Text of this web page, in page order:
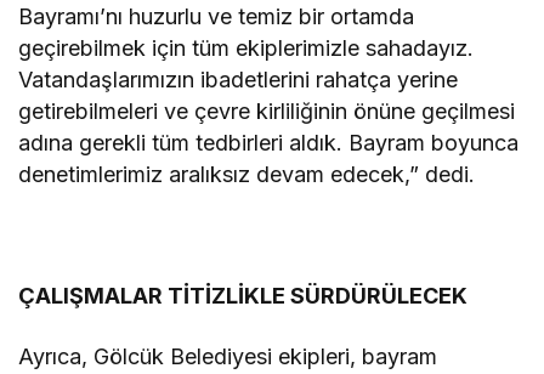
Bayramı’nı huzurlu ve temiz bir ortamda
geçirebilmek için tüm ekiplerimizle sahadayız.
Vatandaşlarımızın ibadetlerini rahatça yerine
getirebilmeleri ve çevre kirliliğinin önüne geçilmesi
adına gerekli tüm tedbirleri aldık. Bayram boyunca
denetimlerimiz aralıksız devam edecek,” dedi.
ÇALIŞMALAR TİTİZLİKLE SÜRDÜRÜLECEK
Ayrıca, Gölcük Belediyesi ekipleri, bayram